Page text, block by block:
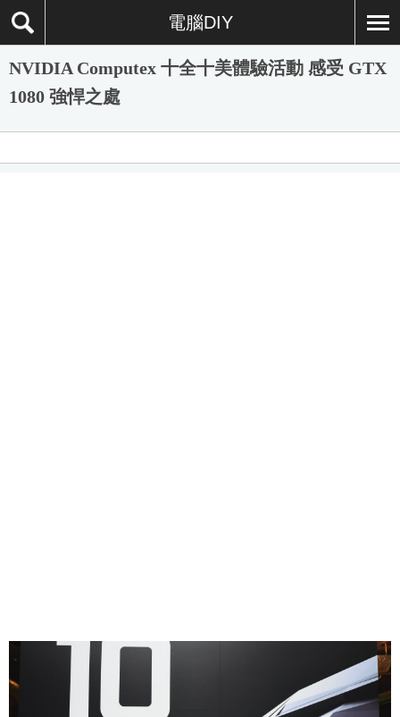
電腦DIY
NVIDIA Computex 十全十美體驗活動 感受 GTX
1080 強悍之處